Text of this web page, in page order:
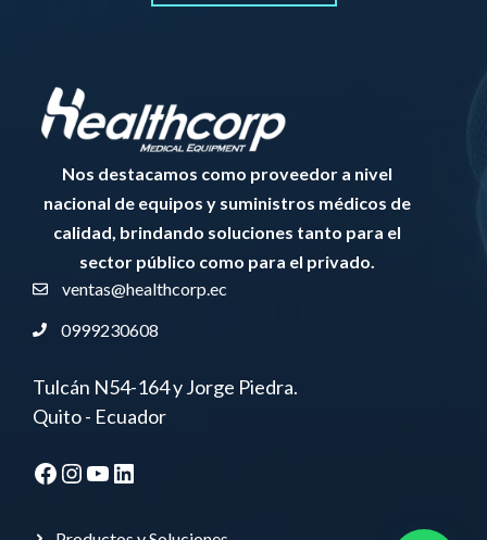
Nos destacamos como proveedor a nivel
nacional de equipos y suministros médicos de
calidad, brindando soluciones tanto para el
sector público como para el privado.
ventas@healthcorp.ec
0999230608
Tulcán N54-164 y Jorge Piedra.
Quito - Ecuador
Facebook
Instagram
YouTube
LinkedIn